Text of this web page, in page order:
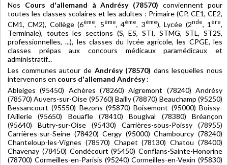
Nos Cours d'allemand à Andrésy (78570) conviennent pour
toutes les classes scolaires et les adultes : Primaire (CP, CE1, CE2,
CM1, CM2), Collège (6ème, 5ème, 4ème, 3ème), Lycée (2nde, 1 ère,
Terminale), toutes les sections (S, ES, STI, STMG, STL, ST2S,
professionnelles, ...), les classes du lycée agricole, les CPGE, les
classes prépas aux concours médicaux paramédicaux et
administratif...
Les communes autour de Andrésy (78570) dans lesquelles nous
intervenons en cours d'allemand Andrésy:
Ableiges (95450) Achères (78260) Aigremont (78240) Andrésy
(78570) Auvers-sur-Oise (95760) Bailly (78870) Beauchamp (95250)
Bessancourt (95550) Bezons (95870) Boisemont (95000) Boissy-
l'Aillerie (95650) Bouafle (78410) Bougival (78380) Bréançon
(95640) Butry-sur-Oise (95430) Carrières-sous-Poissy (78955)
Carrières-sur-Seine (78420) Cergy (95000) Chambourcy (78240)
Chanteloup-les-Vignes (78570) Chapet (78130) Chatou (78400)
Chavenay (78450) Condécourt (95450) Conflans-Sainte-Honorine
(78700) Cormeilles-en-Parisis (95240) Cormeilles-en-Vexin (95830)